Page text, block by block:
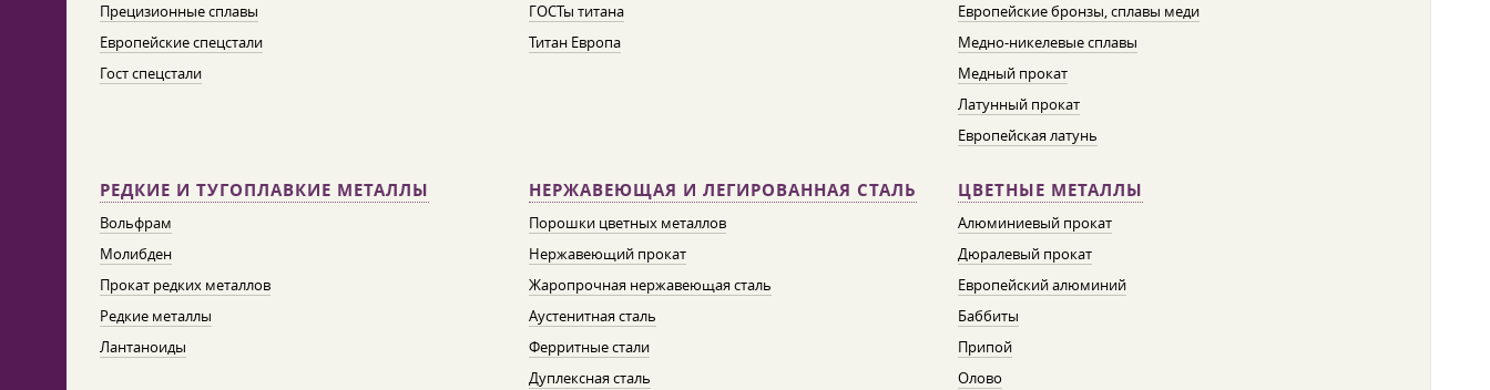
Прецизионные сплавы
Европейские спецстали
Гост спецстали
ГОСТы титана
Титан Европа
Европейские бронзы, сплавы меди
Медно-никелевые сплавы
Медный прокат
Латунный прокат
Европейская латунь
РЕДКИЕ И ТУГОПЛАВКИЕ МЕТАЛЛЫ
Вольфрам
Молибден
Прокат редких металлов
Редкие металлы
Лантаноиды
НЕРЖАВЕЮЩАЯ И ЛЕГИРОВАННАЯ СТАЛЬ
Порошки цветных металлов
Нержавеющий прокат
Жаропрочная нержавеющая сталь
Аустенитная сталь
Ферритные стали
Дуплексная сталь
ЦВЕТНЫЕ МЕТАЛЛЫ
Алюминиевый прокат
Дюралевый прокат
Европейский алюминий
Баббиты
Припой
Олово